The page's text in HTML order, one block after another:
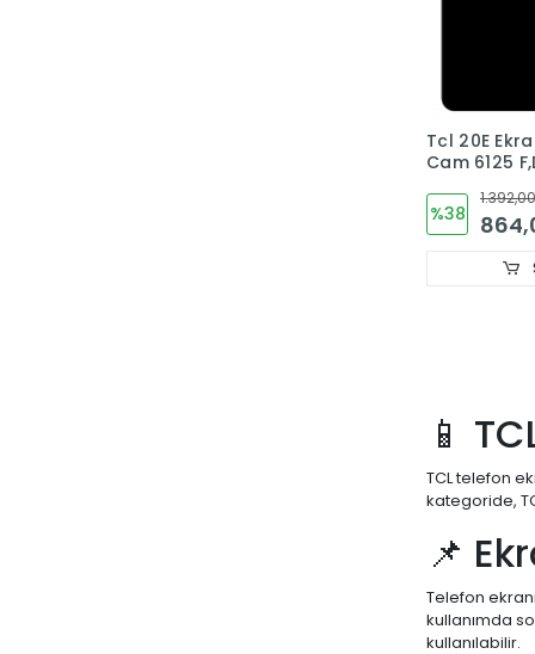
Tcl 20E
Cam 6125
%38
📱
TCL telefon
kategoride,
📌
Telefon
kullanımda
kullanılabilir.